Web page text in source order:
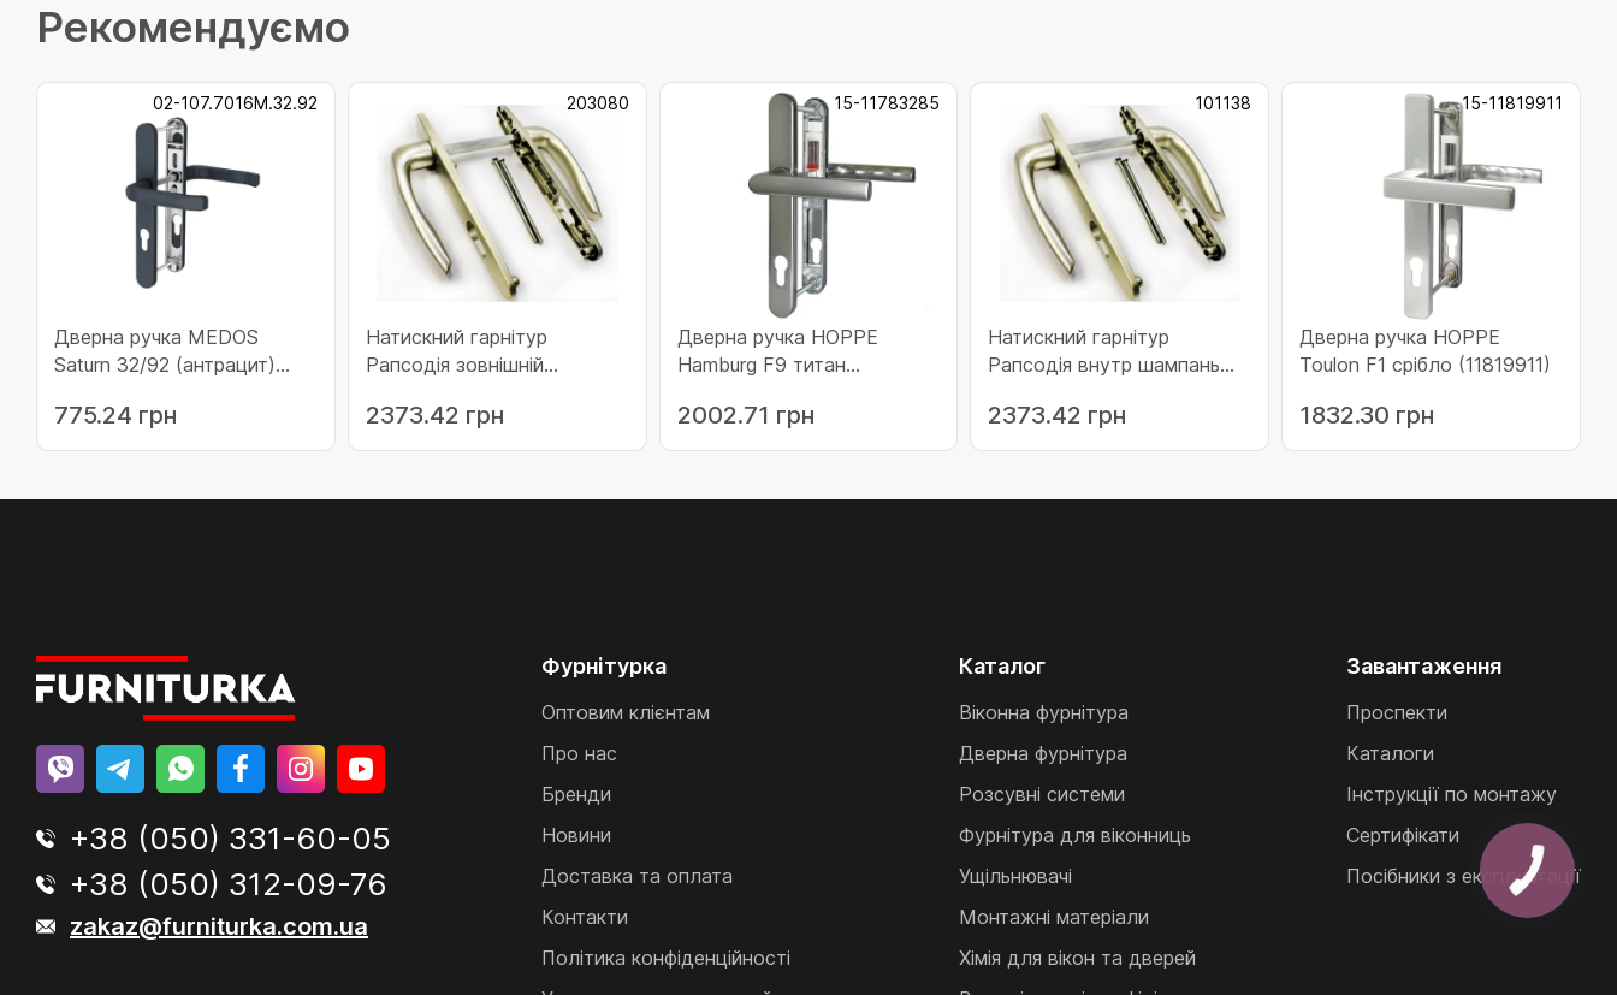
Рекомендуємо
02-107.7016M.32.92
Дверна ручка MEDOS
Saturn 32/92 (антрацит)
775.24 грн
203080
Натискний гарнітур
Рапсодія зовнішній
(203080)
2373.42 грн
15-11783285
Дверна ручка HOPPE
Hamburg F9 титан
2002.71 грн
101138
Натискний гарнітур
Рапсодія внутр шампань
2373.42 грн
15-11819911
Дверна ручка HOPPE
Toulon F1 срібло (11819911)
1832.30 грн
+38 (050) 331-60-05
+38 (050) 312-09-76
zakaz@furniturka.com.ua
Фурнітурка
Оптовим клієнтам
Про нас
Бренди
Новини
Доставка та оплата
Контакти
Політика конфіденційності
Каталог
Віконна фурнітура
Дверна фурнітура
Розсувні системи
Фурнітура для віконниць
Ущільнювачі
Монтажні матеріали
Хімія для вікон та дверей
Завантаження
Проспекти
Каталоги
Інструкції по монтажу
Сертифікати
Посібники з експлуатації